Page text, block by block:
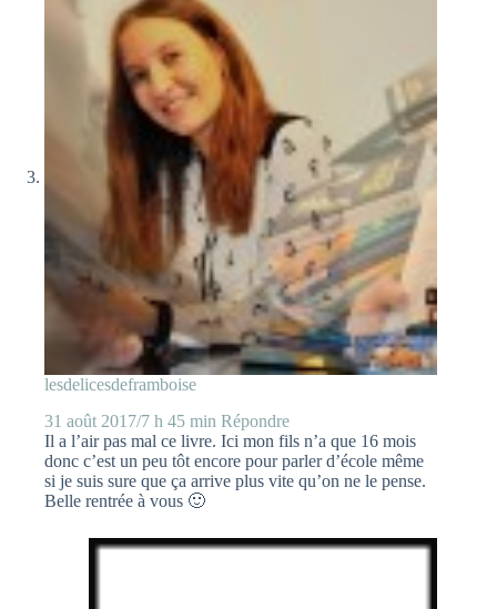
lesdelicesdeframboise
31 août 2017/7 h 45 min Répondre
Il a l’air pas mal ce livre. Ici mon fils n’a que 16 mois
donc c’est un peu tôt encore pour parler d’école même
si je suis sure que ça arrive plus vite qu’on ne le pense.
Belle rentrée à vous 🙂